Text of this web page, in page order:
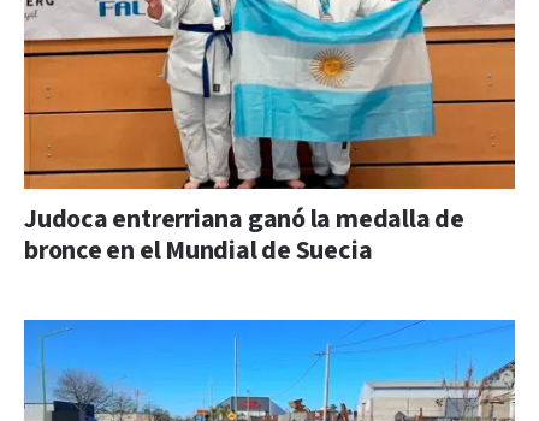
Judoca entrerriana ganó la medalla de
bronce en el Mundial de Suecia